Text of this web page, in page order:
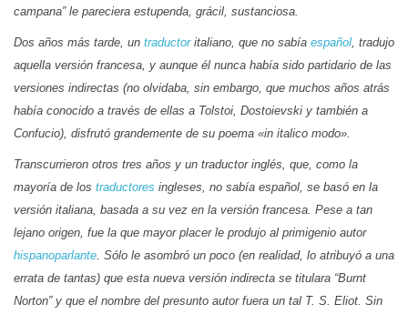
campana” le pareciera estupenda, grácil, sustanciosa.
Dos años más tarde, un traductoritaliano, que no sabía español, tradujo
aquella versión francesa, y aunque él nunca había sido partidario de las
versiones indirectas (no olvidaba, sin embargo, que muchos años atrás
había conocido a través de ellas a Tolstoi, Dostoievski y también a
Confucio), disfrutó grandemente de su poema «in italico modo».
Transcurrieron otros tres años y un traductor inglés, que, como la
mayoría de los traductores ingleses, no sabía español, se basó en la
versión italiana, basada a su vez en la versión francesa. Pese a tan
lejano origen, fue la que mayor placer le produjo al primigenio autor
hispanoparlante. Sólo le asombró un poco (en realidad, lo atribuyó a una
errata de tantas) que esta nueva versión indirecta se titulara “Burnt
Norton” y que el nombre del presunto autor fuera un tal T. S. Eliot. Sin